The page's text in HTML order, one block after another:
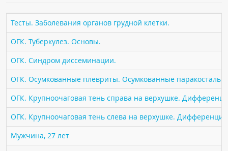
ПАЦИЕНТАМ
Где пройти обследование
Компьютерная томография (КТ)
Магнитно-резонансная томография (МРТ)
Спросить врача
ПОМОЩЬ
Тесты. Заболевания органов грудной клетки.
ОГК. Туберкулез. Основы.
ОГК. Синдром диссеминации.
ОГК. Осумкованные плевриты. Осумкованные
ОГК. Крупноочаговая тень справа на верхушке.
ОГК. Крупноочаговая тень слева на верхушке.
Мужчина, 27 лет